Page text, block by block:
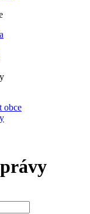
obce